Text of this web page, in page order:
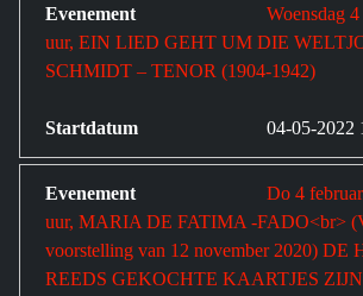
Woensdag
uur, EIN LIED GEHT UM DIE
SCHMIDT – TENOR (1904-1942)
04-05-2022
Do 4
uur, MARIA DE FATIMA -FADO<br>
voorstelling van 12 november 2020) DE
REEDS GEKOCHTE KAARTJES